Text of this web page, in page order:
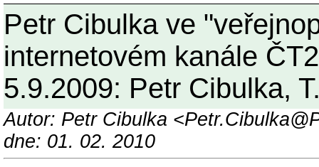
Petr Cibulka ve
internetovém kanále
5.9.2009: Petr Cibulka,
Autor: Petr Cibulka
dne: 01. 02. 2010